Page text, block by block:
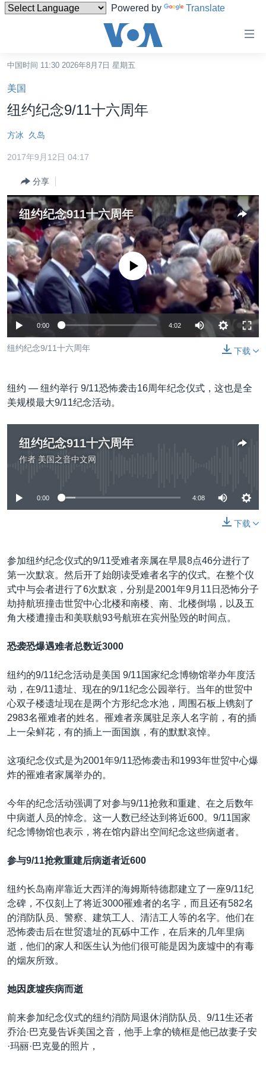
Powered by Translate
碍
链
接
跳
转
内
转
到
导
航
跳
转
到
检
索
台湾
港澳
国际
最新国际新闻
印太
中东
欧洲
非洲
美洲
全球议题
分类新闻
经济·金融·贸易
人权·法律·宗教
科教·文娱·体健
军事
劳工
环境
美中关系
热点专题
白宫要闻
国会报道
美中关系
美国建国250周年
重要讲话与声明
南中国海争端
关注西藏
VOA视频
VOA今日焦点
中文广播
关注我们
其他语言网站
中国时间 11:30 2026年8月7日 星期五
美国
纽约纪念9/11十六周年
方冰 久岛
2017年9月12日 04:17
分享
纽约纪念911十六周年
没有媒体可用资源
0:00 4:02
下载
纽约纪念9/11十六周年
纽约 — 纽约举行 9/11恐怖袭击16周年纪念仪式，这也是全
美规模最大9/11纪念活动。
纽约纪念911十六周年
作者 美国之音中文网
0:00 4:08
下载
参加纽约纪念仪式的9/11受难者亲属在早晨8点46分进行了
第一次默哀。然后开了始朗读受难者名字的仪式。在整个仪
式中与会者进行了6次默哀，分别是2001年9月11日恐怖分子
劫持航班撞击世贸中心北楼和南楼、南、北楼倒塌，以及五
角大楼遭撞击和美联航93号航班在宾州坠毁的时间点。
恐袭恐爆遇难者总数近3000
纽约的9/11纪念活动是美国 9/11国家纪念博物馆举办年度活
动，在9/11遗址、现在的9/11纪念公园举行。当年的世贸中
心双子楼遗址现在是两个方形纪念水池，周围石板上镌刻了
2983名罹难者的姓名。罹难者亲属驻足亲人名字前，有的插
上一朵鲜花，有的插上一面国旗，有的默默哀悼。
这项纪念仪式是为2001年9/11恐怖袭击和1993年世贸中心爆
炸的罹难者家属举办的。
今年的纪念活动强调了对参与9/11抢救和重建、在之后数年
中病逝人员的悼念。这一人数已经达到将近600。9/11国家
纪念博物馆也表示，将在馆内辟出空间纪念这些病逝者。
参与9/11抢救重建后病逝者近600
纽约长岛南岸靠近大西洋的海姆斯特德郡建立了一座9/11纪
念碑，不仅刻上了将近3000罹难者的名字，而且还有582名
的消防队员、警察、建筑工人、清洁工人等的名字。他们在
恐怖袭击后在世贸遗址的瓦砾中工作，在后来的几年里病
逝，他们的家人和医生认为他们很可能是因为废墟中的有毒
的烟灰所致。
她因废墟疾病而逝
前来参加纪念仪式的纽约消防局退休消防队员、9/11生还者
乔治·巴克曼告诉美国之音，他手上拿的镜框是他已故妻子安
·玛丽·巴克曼的照片，